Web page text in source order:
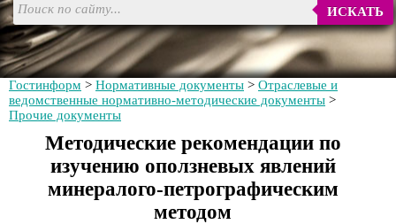
ИСКАТЬ
Гостинформ > Нормативные документы > Отраслевые и
ведомственные нормативно-методические документы >
Прочие документы
Методические рекомендации по
изучению оползневых явлений
минералого-петрографическим
методом